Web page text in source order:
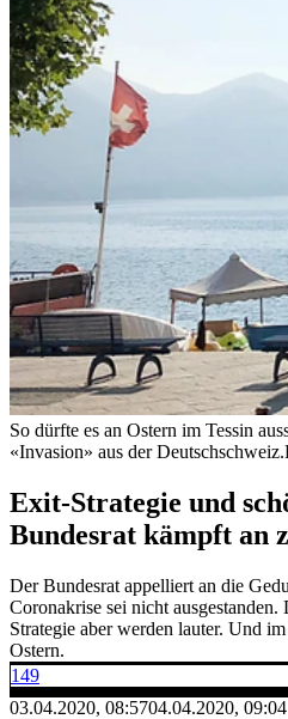
So dürfte es an Ostern im Tessin
«Invasion» aus der Deutschschweiz.
Exit-Strategie und
Bundesrat kämpft an
Der Bundesrat appelliert an die
Coronakrise sei nicht
Strategie aber werden lauter. Und
Ostern.
149
03.04.2020, 08:5704.04.2020, 09:04